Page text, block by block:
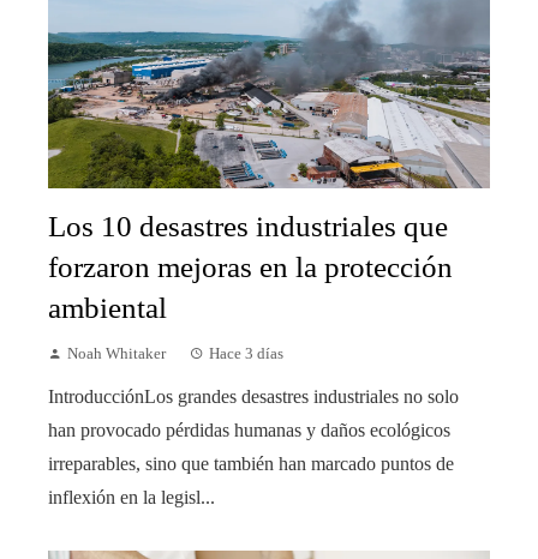
Los 10 desastres industriales que
forzaron mejoras en la protección
ambiental
Noah Whitaker Hace 3 días
IntroducciónLos grandes desastres industriales no solo
han provocado pérdidas humanas y daños ecológicos
irreparables, sino que también han marcado puntos de
inflexión en la legisl...